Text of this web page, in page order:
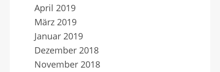
April 2019
März 2019
Januar 2019
Dezember 2018
November 2018